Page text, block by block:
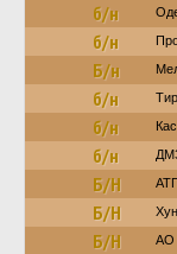
б/н
б/н
Б/н
б/н
б/н
б/н
Б/Н
Б/Н
Б/Н АО